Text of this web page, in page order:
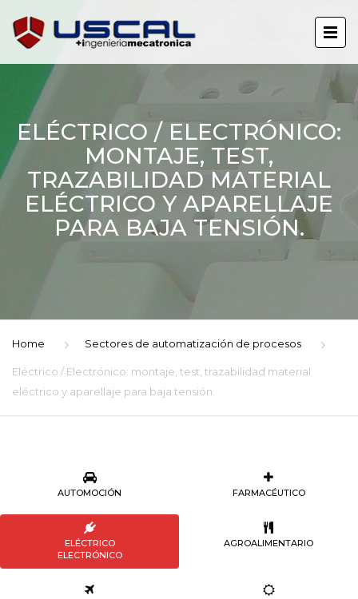
ELÉCTRICO / ELECTRÓNICO:
MONTAJE, TEST,
TRAZABILIDAD MATERIAL
ELÉCTRICO Y APARELLAJE
PARA BAJA TENSIÓN.
Home Sectores de automatización de procesos
Eléctrico / Electrónico: montaje, test, trazabilidad material
eléctrico y aparellaje para baja tensión.
AUTOMOCIÓN FARMACÉUTICO
ELÉCTRICO
ELECTRÓNICO
AGROALIMENTARIO